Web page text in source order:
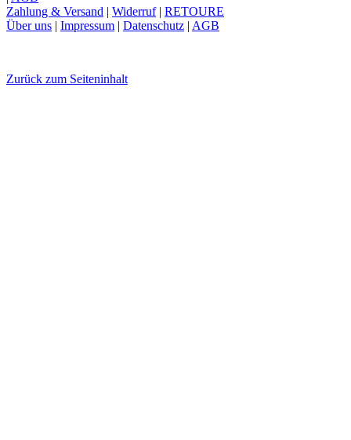
Zahlung & Versand | Widerruf | RETOURE
Über uns | Impressum | Datenschutz | AGB
Zurück zum Seiteninhalt